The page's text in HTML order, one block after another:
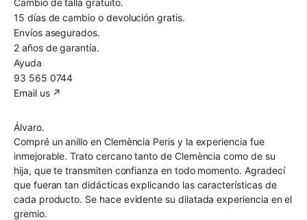
Cambio de talla gratuito.
15 días de cambio o devolución gratis.
Envíos asegurados.
2 años de garantía.
Ayuda
93 565 0744
Email us ↗︎
Álvaro.
Compré un anillo en Clemència Peris y la experiencia fue
inmejorable. Trato cercano tanto de Clemència como de su
hija, que te transmiten confianza en todo momento. Agradecí
que fueran tan didácticas explicando las características de
cada producto. Se hace evidente su dilatada experiencia en el
gremio.